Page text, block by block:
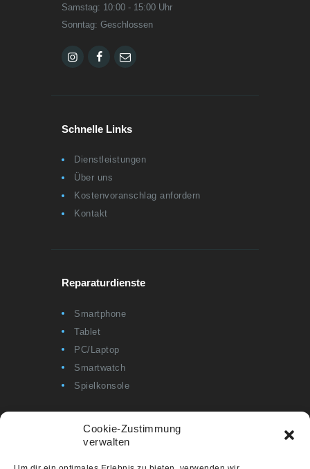
Cookie-Zustimmung
verwalten
Samstag: 10:00 - 15:00 Uhr
Sonntag: Geschlossen
Schnelle Links
Dienstleistungen
Über uns
Kostenvoranschlag anfordern
Kontakt
Reparaturdienste
Smartphone
Tablet
PC/Laptop
Smartwatch
Spielkonsole